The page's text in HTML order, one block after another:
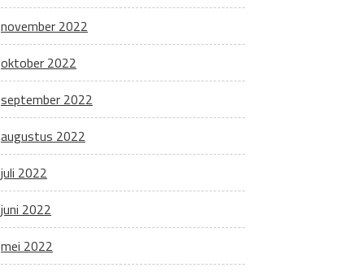
november 2022
oktober 2022
september 2022
augustus 2022
juli 2022
juni 2022
mei 2022